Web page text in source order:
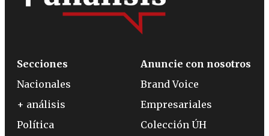
Secciones
Nacionales
+ análisis
Política
Anuncie con nosotros
Brand Voice
Empresariales
Colección ÚH